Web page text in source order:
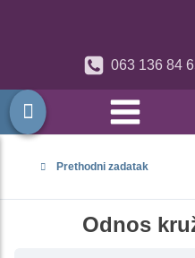
063 136 84
Prethodni zadatak
Odnos